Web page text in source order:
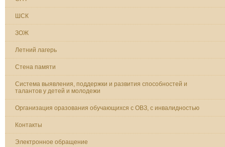
ШСК
ЗОЖ
Летний лагерь
Стена памяти
Система выявления, поддержки и развития способностей и
талантов у детей и молодежи
Организация оразования обучающихся с ОВЗ, с инвалидностью
Контакты
Электронное обращение